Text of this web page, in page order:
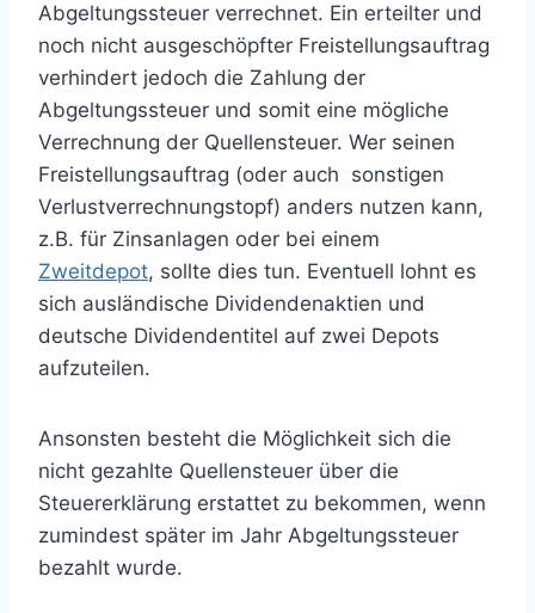
Abgeltungssteuer verrechnet. Ein erteilter und
noch nicht ausgeschöpfter Freistellungsauftrag
verhindert jedoch die Zahlung der
Abgeltungssteuer und somit eine mögliche
Verrechnung der Quellensteuer. Wer seinen
Freistellungsauftrag (oder auch sonstigen
Verlustverrechnungstopf) anders nutzen kann,
z.B. für Zinsanlagen oder bei einem
Zweitdepot, sollte dies tun. Eventuell lohnt es
sich ausländische Dividendenaktien und
deutsche Dividendentitel auf zwei Depots
aufzuteilen.
Ansonsten besteht die Möglichkeit sich die
nicht gezahlte Quellensteuer über die
Steuererklärung erstattet zu bekommen, wenn
zumindest später im Jahr Abgeltungssteuer
bezahlt wurde.